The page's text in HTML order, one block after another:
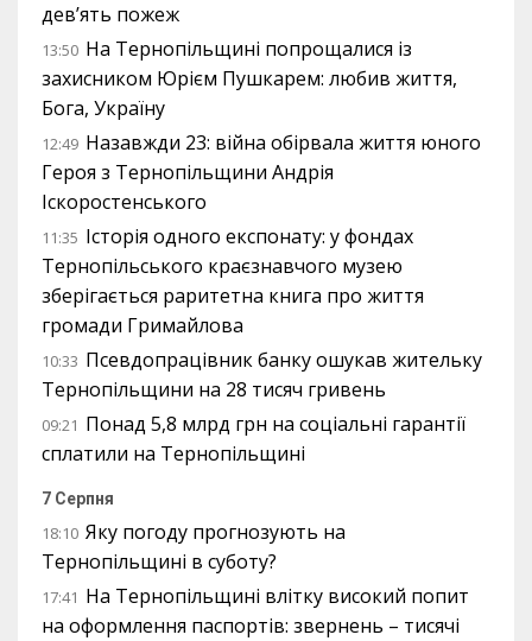
дев’ять пожеж
13:50 На Тернопільщині попрощалися із
захисником Юрієм Пушкарем: любив життя,
Бога, Україну
12:49 Назавжди 23: війна обірвала життя юного
Героя з Тернопільщини Андрія
Іскоростенського
11:35 Історія одного експонату: у фондах
Тернопільського краєзнавчого музею
зберігається раритетна книга про життя
громади Гримайлова
10:33 Псевдопрацівник банку ошукав жительку
Тернопільщини на 28 тисяч гривень
09:21 Понад 5,8 млрд грн на соціальні гарантії
сплатили на Тернопільщині
7 Серпня
18:10 Яку погоду прогнозують на
Тернопільщині в суботу?
17:41 На Тернопільщині влітку високий попит
на оформлення паспортів: звернень – тисячі